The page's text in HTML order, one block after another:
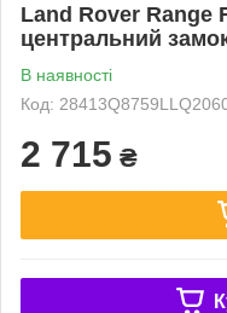
Land Rover Range
центральний
В наявності
Код:
2 715 ₴